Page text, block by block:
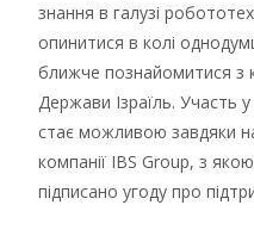
знання в галузі
опинитися в колі
ближче познайомитися з
Держави Ізраїль. Участь
стає можливою завдяки
компанії IBS Group, з
підписано угоду про